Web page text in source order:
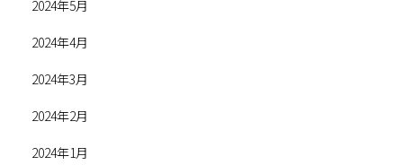
2024年5月
2024年4月
2024年3月
2024年2月
2024年1月